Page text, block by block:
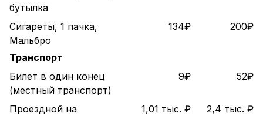
бутылка
Сигареты, 1 пачка,
Мальбро
134₽ 200₽
Транспорт
Билет в один конец
(местный транспорт)
9₽ 52₽
Проездной на
1,01 тыс. ₽ 2,4 тыс. ₽